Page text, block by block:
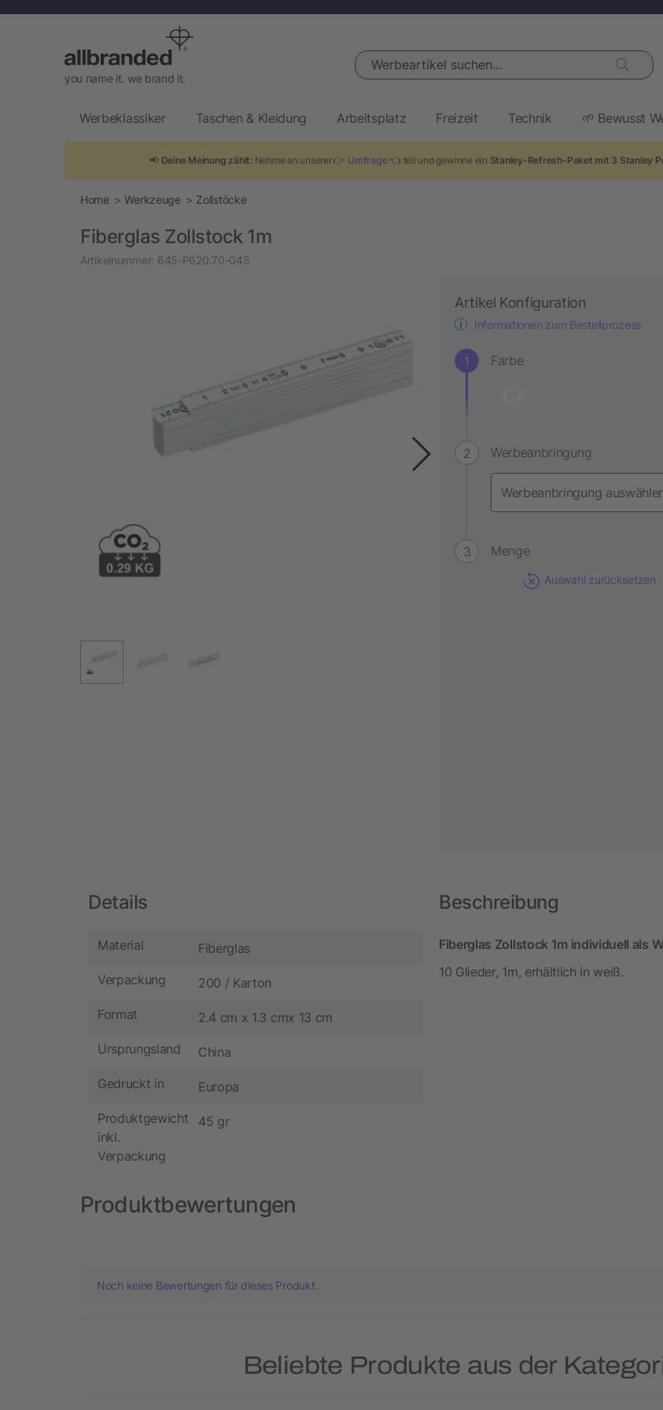
you name it. we brand it.
Werbeartikel suchen...
Werbeklassiker Taschen & Kleidung Arbeitsplatz Freizeit Technik 🌱 Bewusst
📢 Deine Meinung zählt: Nehme an unserer 👉 Umfrage👈 teil und gewinne ein Stanley-Refresh-Paket mit 3 Stanley
Home Werkzeuge Zollstöcke
Fiberglas Zollstock 1m
Artikelnummer: 645-P620.70-045
Artikel Konfiguration
Informationen zum Bestellprozess
Farbe
Werbeanbringung
Menge
Auswahl zurücksetzen
Details
Material Fiberglas
Verpackung 200 / Karton
Format 2.4 cm x 1.3 cmx 13 cm
Ursprungsland China
Gedruckt in Europa
Produktgewicht
inkl.
Verpackung
45 gr
Beschreibung
Fiberglas Zollstock 1m individuell als
10 Glieder, 1m, erhältlich in weiß.
Produktbewertungen
Noch keine Bewertungen für dieses Produkt.
Beliebte Produkte aus der